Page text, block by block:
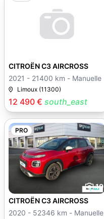
12 490 € south_east
CITROËN C3 AIRCROSS
2021 - 21400 km - Manuelle
Limoux (11300)
PRO
19
CITROËN C3 AIRCROSS
2020 - 52346 km - Manuelle